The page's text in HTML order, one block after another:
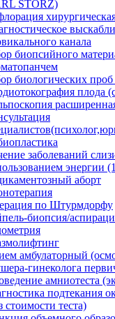
STORZ)
канала
биопсийного
биологических
плода
заболеваний
энергии
аборт
по Штурмдорфу
биопсия/
амбулаторный
гинеколога
амниотеста
подтекания
стоимости теста)